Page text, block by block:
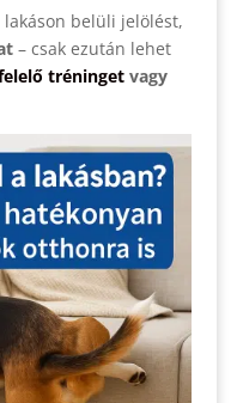
belüli jelölést,
– csak ezután lehet
tréningetvagy